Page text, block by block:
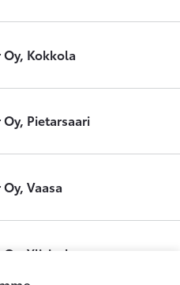
Kokkola
Pietarsaari
Vaasa
Ylivieska